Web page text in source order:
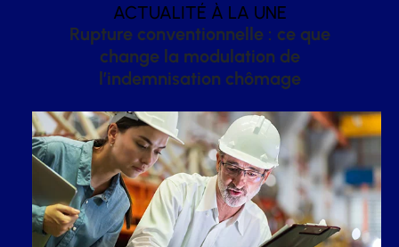
ACTUALITÉ À LA UNE
Rupture conventionnelle : ce que
change la modulation de
l’indemnisation chômage